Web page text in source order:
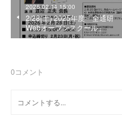
2026.02.14 15:00
2/28(土) 2025年度「全通研
Webオープンスクール」
0コメント